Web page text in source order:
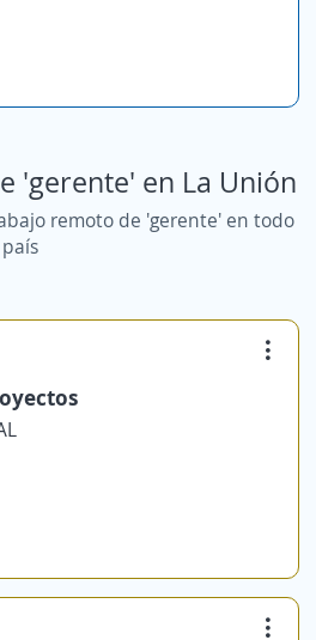
'gerente' en La Unión
remoto de 'gerente' en todo